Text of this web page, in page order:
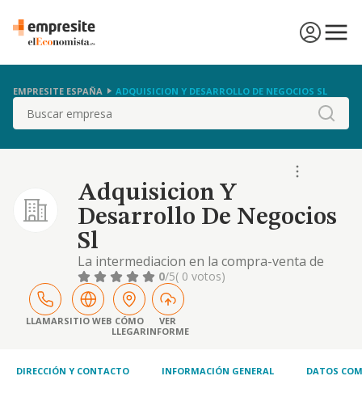
EMPRESITE ESPAÑA ADQUISICION Y DESARROLLO DE NEGOCIOS SL
Buscar
Adquisicion Y
Desarrollo De Negocios
Sl
La intermediacion en la compra-venta de
negocios y empresas; valoracion de
empresas; venta de franquicias; venta de
inmuebles comerciales; elaborar planes de
negocios y formulas de franquicia; busqueda
de socios para emp
0/5( 0 votos)
LLAMARSITIO WEB CÓMO
LLEGAR
VER
INFORME
DIRECCIÓN Y CONTACTO INFORMACIÓN GENERAL DATOS